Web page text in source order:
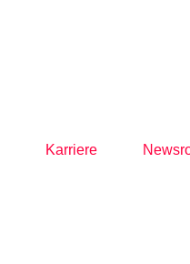
Karriere